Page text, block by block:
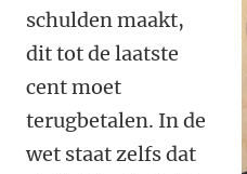
schulden maakt,
dit tot de laatste
cent moet
terugbetalen. In de
wet staat zelfs dat